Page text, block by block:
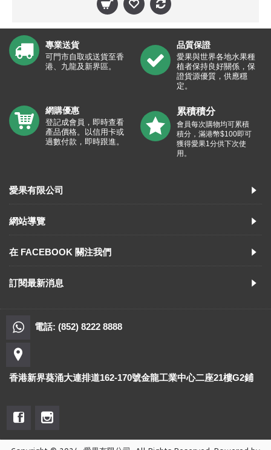
專業送貨
可門市自取或送貨至香
港、九龍及新界區。
品質保證
愛果與世界各地水果種
植者保持良好關係，保
證貨源優質，供應穩
定。
網購優惠
登記成會員，即時查看
產品價格。以信用卡或
過數付款，即時跟進。
累積積分
會員每次購物均可累積
積分，滿港幣$100即可
獲得愛果1分供下次使
用。
愛果有限公司
網站導覽
在 FACEBOOK 關注我們
訂閱最新消息
電話: (852) 8222 8888
香港新界葵涌大連排道162-170號金龍工業中心二座21樓G2鋪